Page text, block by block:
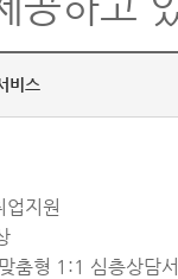
비스
업지원
춤형 1:1 심층상담